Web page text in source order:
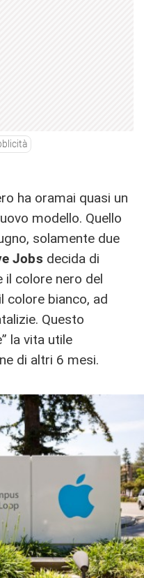
ha oramai quasi un
modello. Quello
solamente due
Jobs decida di
il colore nero del
colore bianco, ad
Questo
la vita utile
di altri 6 mesi.